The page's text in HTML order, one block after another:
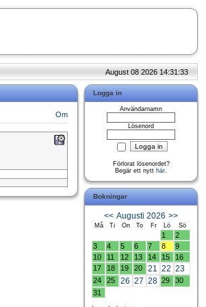
August 08 2026 14:31:33
Om
Logga in
Användarnamn
Lösenord
Förlorat lösenordet?
Begär ett nytt här.
Bokningar
<< Augusti 2026 >>
Må Ti On To Fr Lö Sö
1
2
3
4 5 6 7 8
9
10
11 12 13 14 15
16
17
18 19 20 21 22 23
24 25 26 27 28 29
30
31